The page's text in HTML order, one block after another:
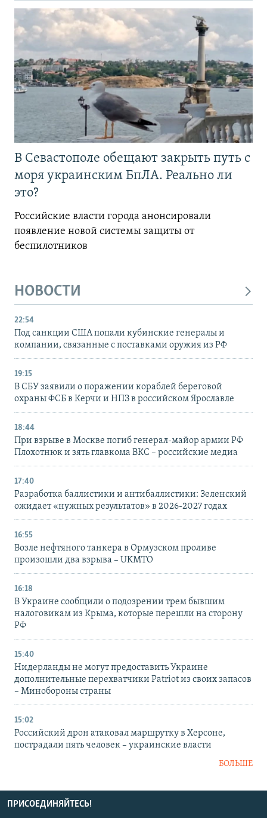
В Севастополе обещают закрыть путь с
моря украинским БпЛА. Реально ли
это?
Российские власти города анонсировали
появление новой системы защиты от
беспилотников
НОВОСТИ
22:54
Под санкции США попали кубинские генералы и
компании, связанные с поставками оружия из РФ
19:15
В СБУ заявили о поражении кораблей береговой
охраны ФСБ в Керчи и НПЗ в российском Ярославле
18:44
При взрыве в Москве погиб генерал-майор армии РФ
Плохотнюк и зять главкома ВКС – российские медиа
17:40
Разработка баллистики и антибаллистики: Зеленский
ожидает «нужных результатов» в 2026-2027 годах
16:55
Возле нефтяного танкера в Ормузском проливе
произошли два взрыва – UKMTO
16:18
В Украине сообщили о подозрении трем бывшим
налоговикам из Крыма, которые перешли на сторону
РФ
15:40
Нидерланды не могут предоставить Украине
дополнительные перехватчики Patriot из своих запасов
– Минобороны страны
15:02
Российский дрон атаковал маршрутку в Херсоне,
пострадали пять человек – украинские власти
БОЛЬШЕ
ПРИСОЕДИНЯЙТЕСЬ!